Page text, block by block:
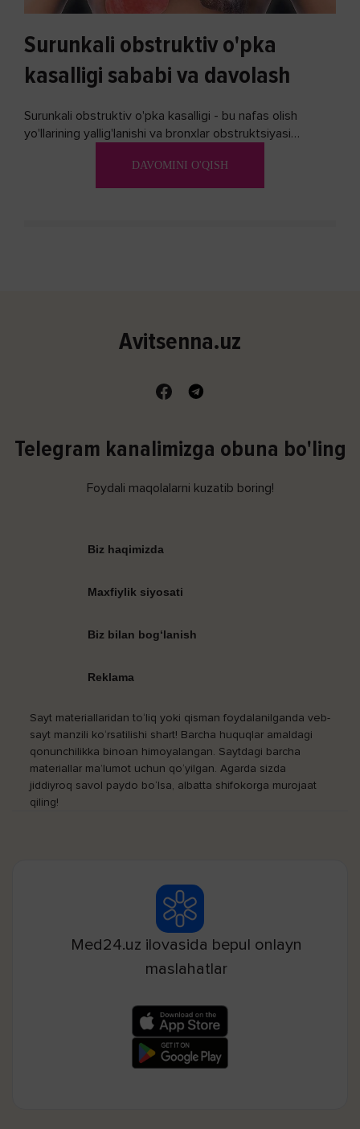
Surunkali obstruktiv o'pka
kasalligi sababi va davolash
Surunkali obstruktiv o'pka kasalligi - bu nafas olish
yo'llarining yallig'lanishi va bronxlar obstruktsiyasi
DAVOMINI O'QISH
Avitsenna.uz
Telegram kanalimizga obuna bo'ling
Foydali maqolalarni kuzatib boring!
Biz haqimizda
Maxfiylik siyosati
Biz bilan bog‘lanish
Reklama
Sayt materiallaridan to‘liq yoki qisman foydalanilganda veb-
sayt manzili ko‘rsatilishi shart! Barcha huquqlar amaldagi
qonunchilikka binoan himoyalangan. Saytdagi barcha
materiallar ma’lumot uchun qo‘yilgan. Agarda sizda
jiddiyroq savol paydo bo‘lsa, albatta shifokorga murojaat
qiling!
Med24.uz ilovasida bepul onlayn
maslahatlar